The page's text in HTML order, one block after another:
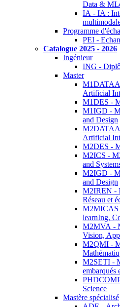
Data &
IA - IA :
Programme
PEI -
Catalogue 2025 - 2026
Ingénieur
ING -
Master
Artificial
M1DES -
M1IGD -
and Design
Artificial
M2DES -
M2ICS -
and
M2IGD -
and Design
M2IREN -
Réseau et
M2MICAS
learnIng,
M2MVA -
Vision,
M2QMI -
M2SETI -
embarqués
Science
Mastère spécialisé